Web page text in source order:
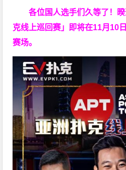
各位国人选手们久等了！
克线上巡回赛」即将在11月10
赛场。